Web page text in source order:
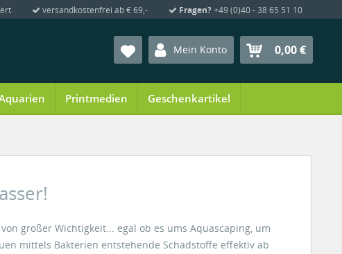
versandkostenfrei ab € 69,- Fragen?+49 (0)40 - 38 65 51 10
Mein Konto 0,00 €
Printmedien Geschenkartikel
großer Wichtigkeit... egal ob es ums Aquascaping, um
mittels Bakterien entstehende Schadstoffe effektiv ab